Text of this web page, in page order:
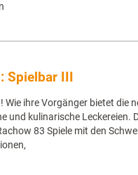
Spielbar III
Wie ihre Vorgänger bietet die
und kulinarische Leckereien.
83 Spiele mit den